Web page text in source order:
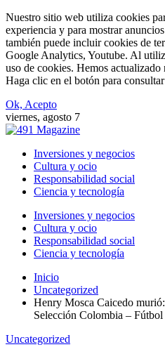
Nuestro sitio web utiliza cookies
experiencia y para mostrar
también puede incluir cookies de
Google Analytics, Youtube. Al
uso de cookies. Hemos
Haga clic en el botón para
Ok, Acepto
viernes, agosto 7
Inversiones y negocios
Cultura y ocio
Responsabilidad social
Ciencia y tecnología
Inversiones y negocios
Cultura y ocio
Responsabilidad social
Ciencia y tecnología
Inicio
Uncategorized
Henry Mosca Caicedo
Selección Colombia –
Uncategorized